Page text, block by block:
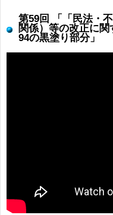
第59回 「「民法・
関係）等の改正に
94の黒塗り部分」